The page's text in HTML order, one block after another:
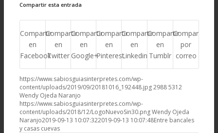
Compartir esta entrada
Compartir
en
Facebook
Compartir
en
Twitter
Compartir
en
Google+
Compartir
en
Pinterest
Compartir
en
Linkedin
Compartir
en
Tumblr
Compartir
por
correo
https://www.sabiosguiasinterpretes.com/wp-
content/uploads/2019/09/20181016_192448.jpg 2988 5312
Wendy Ojeda Naranjo
https://www.sabiosguiasinterpretes.com/wp-
content/uploads/2018/12/LogoNuevoSin30.png Wendy Ojeda
Naranjo2019-09-13 10:07:322019-09-13 10:07:48Entre bancales
y casas cuevas